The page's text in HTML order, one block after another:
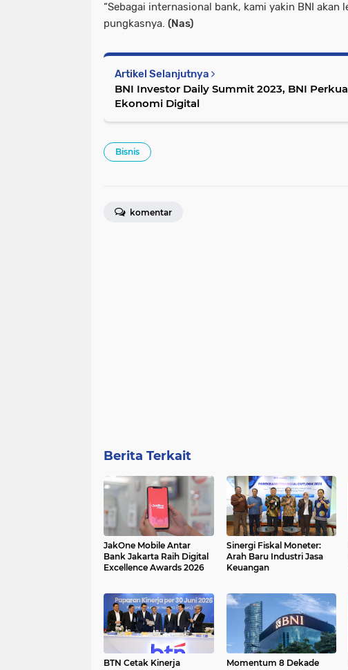
“Sebagai internasional bank, kami yakin BNI akan
pungkasnya. (Nas)
Artikel Selanjutnya
BNI Investor Daily Summit 2023, BNI
Ekonomi Digital
Bisnis
komentar
Berita Terkait
JakOne Mobile Antar
Bank Jakarta Raih Digital
Excellence Awards 2026
Sinergi Fiskal Moneter:
Arah Baru Industri Jasa
Keuangan
BTN Cetak Kinerja
Momentum 8 Dekade